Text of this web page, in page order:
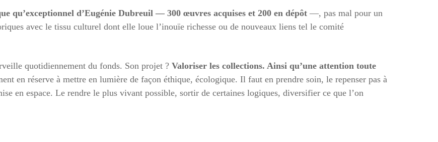
qu’exceptionnel d’Eugénie Dubreuil — 300 œuvres acquises et 200 en dépôt —, pas mal pour un
avec le tissu culturel dont elle loue l’inouïe richesse ou de nouveaux liens tel le comité
quotidiennement du fonds. Son projet ? Valoriser les collections. Ainsi qu’une attention toute
en réserve à mettre en lumière de façon éthique, écologique. Il faut en prendre soin, le repenser pas à
en espace. Le rendre le plus vivant possible, sortir de certaines logiques, diversifier ce que l’on